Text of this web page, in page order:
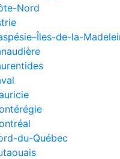
Nord
de-la-
du-Québec